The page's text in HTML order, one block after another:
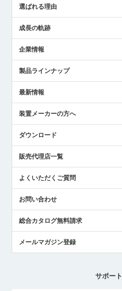
解決策提案
選ばれる理由
成長の軌跡
企業情報
ごあいさつ
受賞履歴
採用情報
国/地域/言語
製品ラインナップ
ツールセッタ製品
エアマイクロセンサ製品
最新情報
メトロールの技術
社員ブログ
中小企業のBCP地震対策
センサのテクニカルガイド
社長ブログ
装置メーカーの方へ
ダウンロード
販売代理店一覧
よくいただくご質問
お問い合わせ
総合カタログ無料請求
メールマガジン登録
サポート